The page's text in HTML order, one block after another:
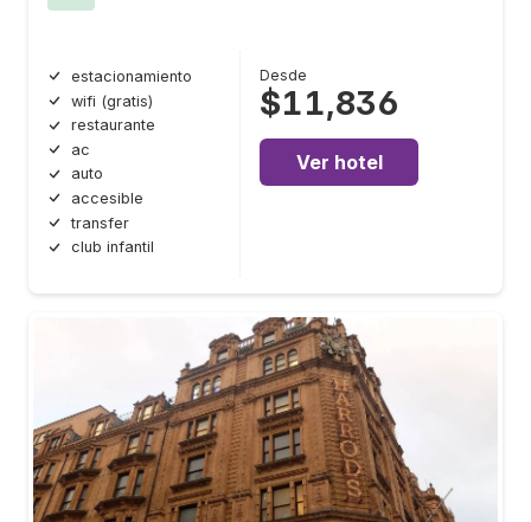
estacionamiento
wifi (gratis)
restaurante
ac
auto
accesible
transfer
club infantil
Desde
$11,836
Ver hotel